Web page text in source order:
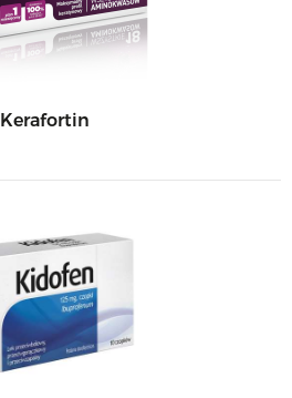
Kerafortin